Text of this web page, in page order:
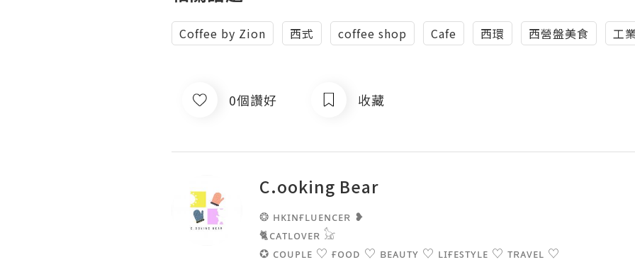
Coffee by Zion 西式 coffee shop Cafe 西環 西營盤美食 工
0個讚好 收藏
C.ooking Bear
❂ ʜᴋɪɴғʟᴜᴇɴᴄᴇʀ ❥
🐈ᴄᴀᴛʟᴏᴠᴇʀ 𓃠
✪ ᴄᴏᴜᴘʟᴇ ♡ ғᴏᴏᴅ ♡ ʙᴇᴀᴜᴛʏ ♡ ʟɪғᴇsᴛʏʟᴇ ♡ ᴛʀᴀᴠᴇʟ ♡